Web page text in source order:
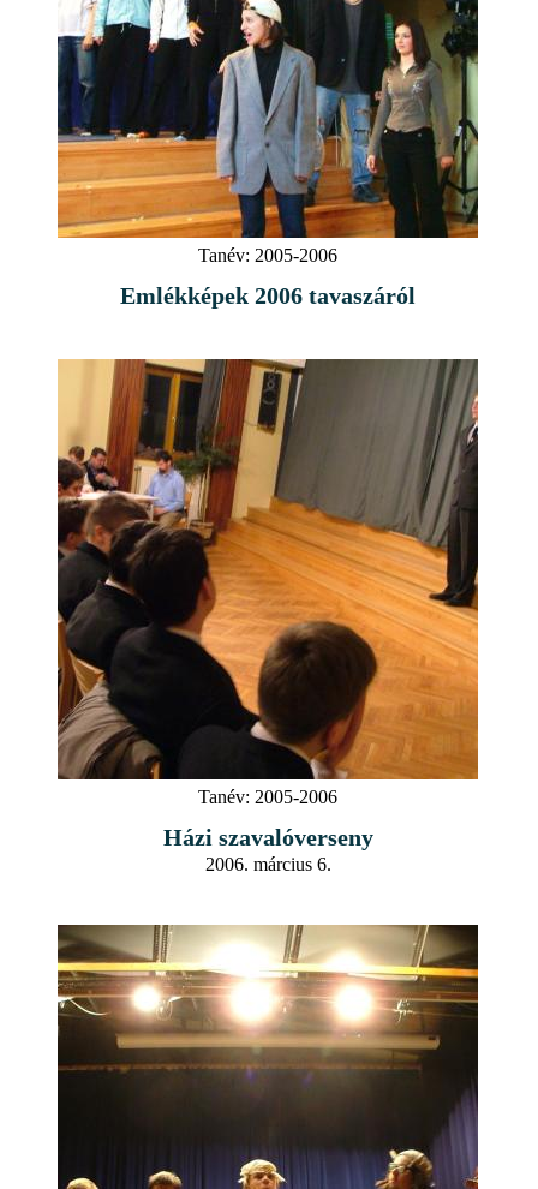
Tanév: 2005-2006
Emlékképek 2006 tavaszáról
Tanév: 2005-2006
Házi szavalóverseny
2006. március 6.